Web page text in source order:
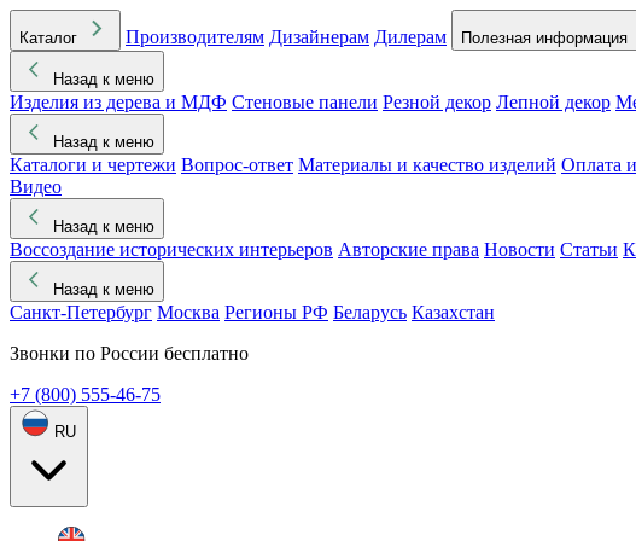
Каталог Производителям Дизайнерам Дилерам Полезная информация
Назад к меню
Изделия из дерева и МДФ Стеновые панели Резной декор Лепной декор
Назад к меню
Каталоги и чертежи Вопрос-ответ Материалы и качество изделий Оплата
Видео
Назад к меню
Воссоздание исторических интерьеров Авторские права Новости Статьи
Назад к меню
Санкт-Петербург Москва Регионы РФ Беларусь Казахстан
Звонки по России бесплатно
+7 (800) 555-46-75
RU